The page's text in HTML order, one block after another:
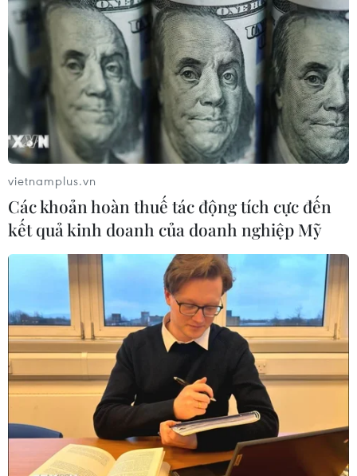
vietnamplus.vn
Các khoản hoàn thuế tác động tích cực đến
kết quả kinh doanh của doanh nghiệp Mỹ